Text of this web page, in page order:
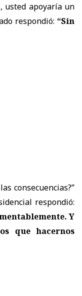
usted apoyaría un
respondió: “Sin
consecuencias?”
respondió:
Y
que hacernos